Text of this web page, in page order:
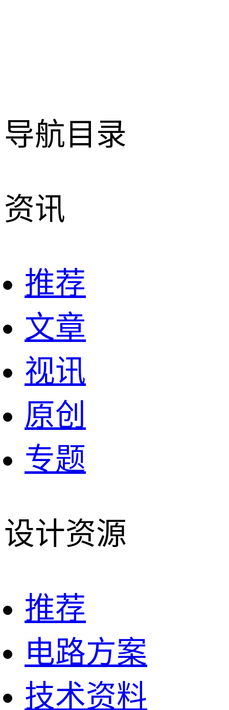
导航目录
资讯
推荐
文章
视讯
原创
专题
设计资源
推荐
电路方案
技术资料